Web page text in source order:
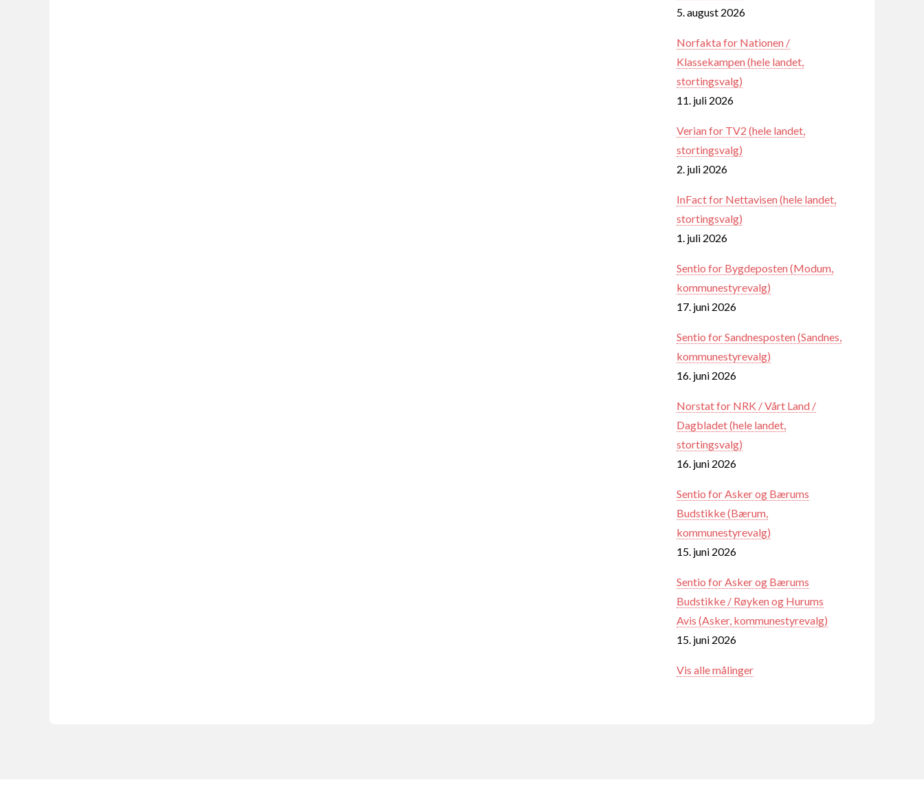
5. august 2026
Norfakta for Nationen /
Klassekampen (hele landet,
stortingsvalg)
11. juli 2026
Verian for TV2 (hele landet,
stortingsvalg)
2. juli 2026
InFact for Nettavisen (hele landet,
stortingsvalg)
1. juli 2026
Sentio for Bygdeposten (Modum,
kommunestyrevalg)
17. juni 2026
Sentio for Sandnesposten (Sandnes,
kommunestyrevalg)
16. juni 2026
Norstat for NRK / Vårt Land /
Dagbladet (hele landet,
stortingsvalg)
16. juni 2026
Sentio for Asker og Bærums
Budstikke (Bærum,
kommunestyrevalg)
15. juni 2026
Sentio for Asker og Bærums
Budstikke / Røyken og Hurums
Avis (Asker, kommunestyrevalg)
15. juni 2026
Vis alle målinger